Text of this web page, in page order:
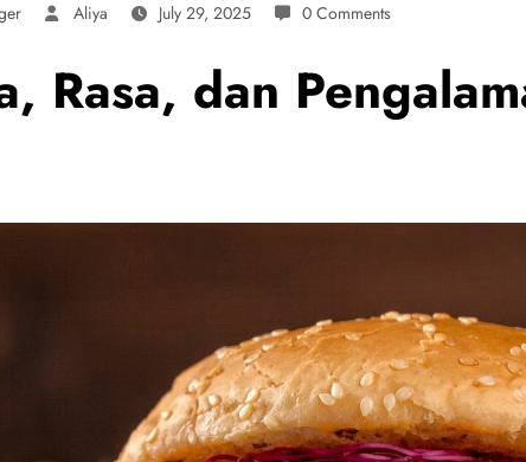
Aliya July 29, 2025 0 Comments
Rasa, dan